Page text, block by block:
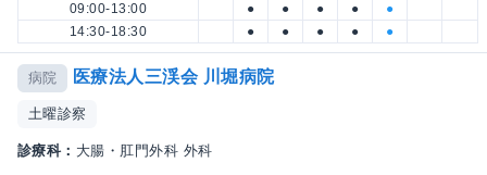
09:00-13:00
● ● ● ●
●
14:30-18:30
● ● ● ● ●
病院 医療法人三渓会 川堀病院
土曜診察
診療科： 大腸・肛門外科 外科